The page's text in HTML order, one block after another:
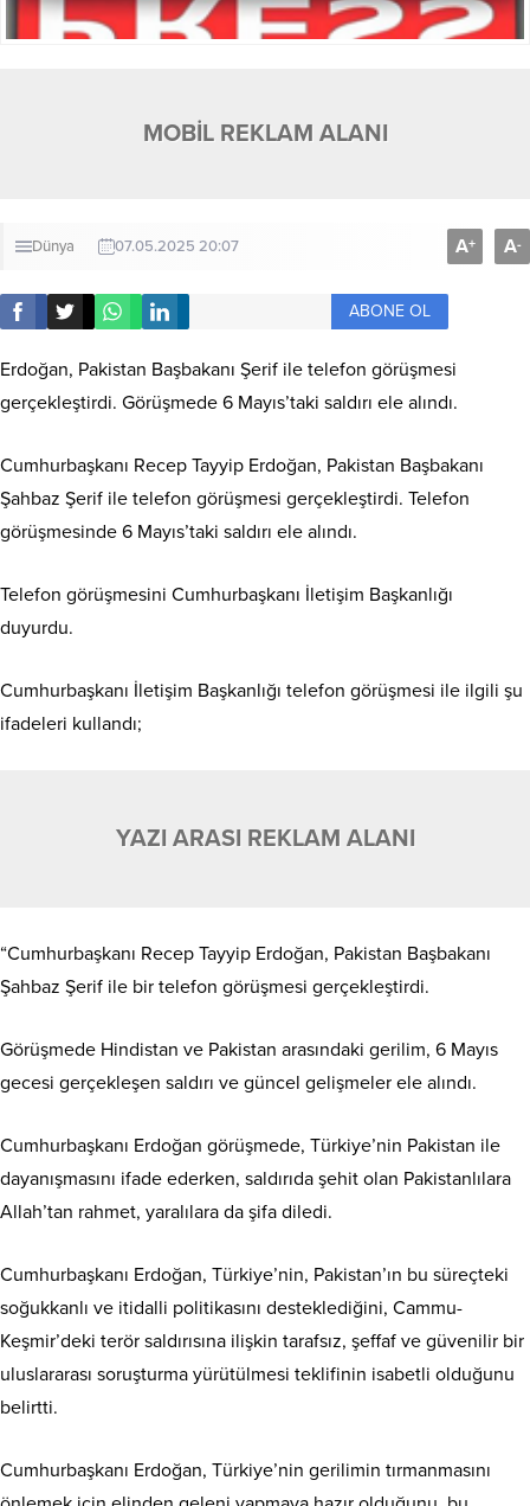
MOBİL REKLAM ALANI
Dünya 07.05.2025 20:07 A+ A-
ABONE OL
Erdoğan, Pakistan Başbakanı Şerif ile telefon görüşmesi
gerçekleştirdi. Görüşmede 6 Mayıs’taki saldırı ele alındı.
Cumhurbaşkanı Recep Tayyip Erdoğan, Pakistan Başbakanı
Şahbaz Şerif ile telefon görüşmesi gerçekleştirdi. Telefon
görüşmesinde 6 Mayıs’taki saldırı ele alındı.
Telefon görüşmesini Cumhurbaşkanı İletişim Başkanlığı
duyurdu.
Cumhurbaşkanı İletişim Başkanlığı telefon görüşmesi ile ilgili şu
ifadeleri kullandı;
YAZI ARASI REKLAM ALANI
“Cumhurbaşkanı Recep Tayyip Erdoğan, Pakistan Başbakanı
Şahbaz Şerif ile bir telefon görüşmesi gerçekleştirdi.
Görüşmede Hindistan ve Pakistan arasındaki gerilim, 6 Mayıs
gecesi gerçekleşen saldırı ve güncel gelişmeler ele alındı.
Cumhurbaşkanı Erdoğan görüşmede, Türkiye’nin Pakistan ile
dayanışmasını ifade ederken, saldırıda şehit olan Pakistanlılara
Allah’tan rahmet, yaralılara da şifa diledi.
Cumhurbaşkanı Erdoğan, Türkiye’nin, Pakistan’ın bu süreçteki
soğukkanlı ve itidalli politikasını desteklediğini, Cammu-
Keşmir’deki terör saldırısına ilişkin tarafsız, şeffaf ve güvenilir bir
uluslararası soruşturma yürütülmesi teklifinin isabetli olduğunu
belirtti.
Cumhurbaşkanı Erdoğan, Türkiye’nin gerilimin tırmanmasını